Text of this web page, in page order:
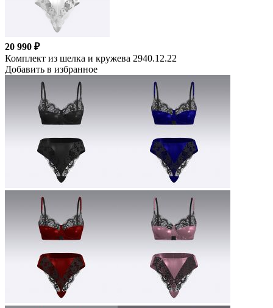
20 990 ₽
Комплект из шелка и кружева 2940.12.22
Добавить в избранное